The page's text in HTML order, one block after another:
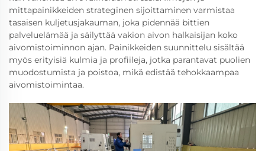
mittapainikkeiden strateginen sijoittaminen varmistaa
tasaisen kuljetusjakauman, joka pidennää bittien
palveluelämää ja säilyttää vakion aivon halkaisijan koko
aivomistoiminnon ajan. Painikkeiden suunnittelu sisältää
myös erityisiä kulmia ja profiileja, jotka parantavat puolien
muodostumista ja poistoa, mikä edistää tehokkaampaa
aivomistoimintaa.